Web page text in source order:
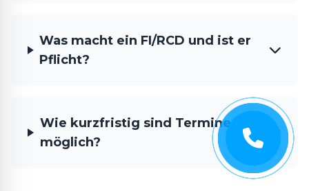
Was macht ein FI/RCD und ist er
Pflicht?
Wie kurzfristig sind Termine
möglich?